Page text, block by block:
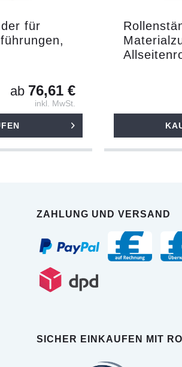
für
ab 76,61 €
inkl. MwSt.
ZAHLUNG UND VERSAND
SICHER EINKAUFEN MIT